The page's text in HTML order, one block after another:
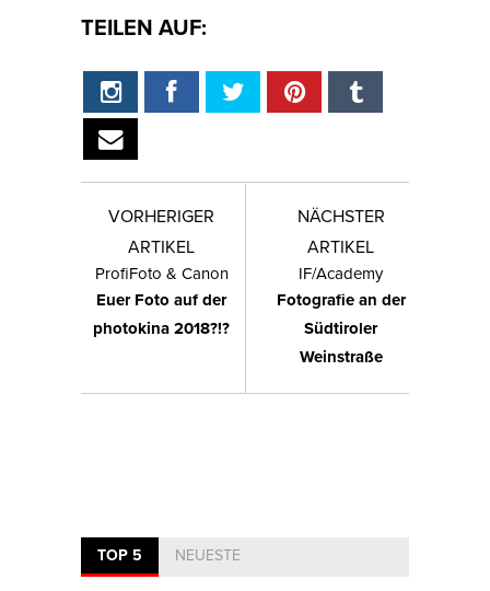
TEILEN AUF:
VORHERIGER
ARTIKEL
ProfiFoto & Canon
Euer Foto auf der
photokina 2018?!?
NÄCHSTER
ARTIKEL
IF/Academy
Fotografie an der
Südtiroler
Weinstraße
TOP 5 NEUESTE